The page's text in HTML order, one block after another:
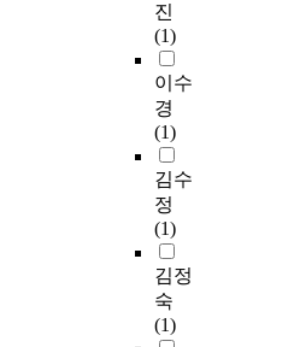
진
(1)
이수
경
(1)
김수
정
(1)
김정
숙
(1)